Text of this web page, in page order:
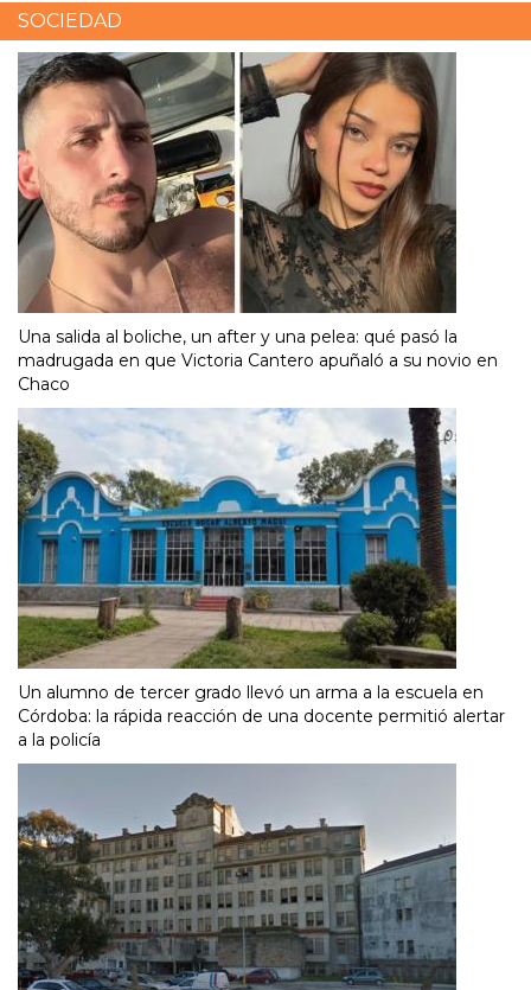
SOCIEDAD
Una salida al boliche, un after y una pelea: qué pasó la
madrugada en que Victoria Cantero apuñaló a su novio en
Chaco
Un alumno de tercer grado llevó un arma a la escuela en
Córdoba: la rápida reacción de una docente permitió alertar
a la policía